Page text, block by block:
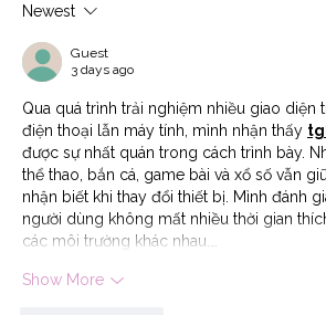
Great Bridal Expo
Newest
Guest
3 days ago
Qua quá trình trải nghiệm nhiều giao diện
điện thoại lẫn máy tính, mình nhận thấy
được sự nhất quán trong cách trình bày.
thể thao, bắn cá, game bài và xổ số vẫn
nhận biết khi thay đổi thiết bị. Mình đánh
người dùng không mất nhiều thời gian
các môi trường khác nhau.…
Show More